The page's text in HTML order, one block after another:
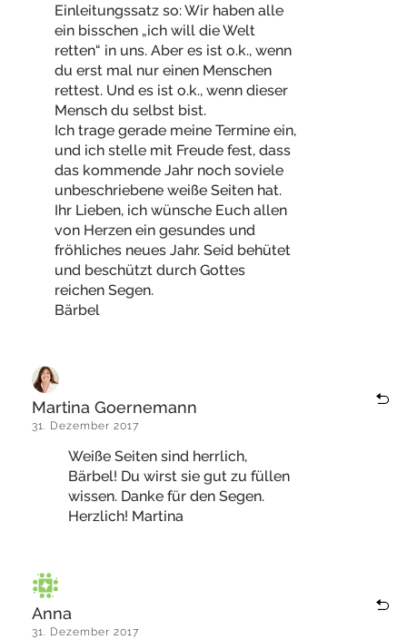
Einleitungssatz so: Wir haben alle
ein bisschen „ich will die Welt
retten“ in uns. Aber es ist o.k., wenn
du erst mal nur einen Menschen
rettest. Und es ist o.k., wenn dieser
Mensch du selbst bist.
Ich trage gerade meine Termine ein,
und ich stelle mit Freude fest, dass
das kommende Jahr noch soviele
unbeschriebene weiße Seiten hat.
Ihr Lieben, ich wünsche Euch allen
von Herzen ein gesundes und
fröhliches neues Jahr. Seid behütet
und beschützt durch Gottes
reichen Segen.
Bärbel
Martina Goernemann
31. Dezember 2017
Weiße Seiten sind herrlich,
Bärbel! Du wirst sie gut zu füllen
wissen. Danke für den Segen.
Herzlich! Martina
Anna
31. Dezember 2017